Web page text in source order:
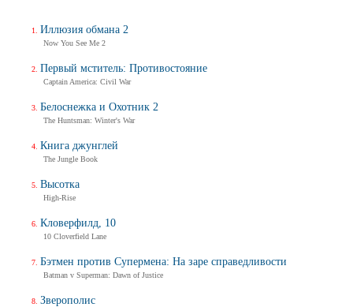
Балерина
Трейлер №2
Балерина
Ballerina
Иллюзия обмана 2
Now You See Me 2
Первый мститель: Противостояние
Captain America: Civil War
Белоснежка и Охотник 2
The Huntsman: Winter's War
Книга джунглей
The Jungle Book
Высотка
High-Rise
Кловерфилд, 10
10 Cloverfield Lane
Бэтмен против Супермена: На заре справедливости
Batman v Superman: Dawn of Justice
Зверополис